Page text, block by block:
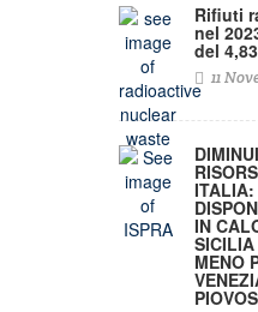
Rifiuti
nel
del
11
IN
SICILIA
MENO